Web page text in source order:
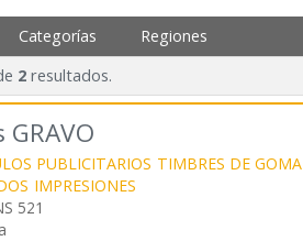
Categorías Regiones
2resultados.
PUBLICITARIOS TIMBRES DE GOMA
IMPRESIONES
521